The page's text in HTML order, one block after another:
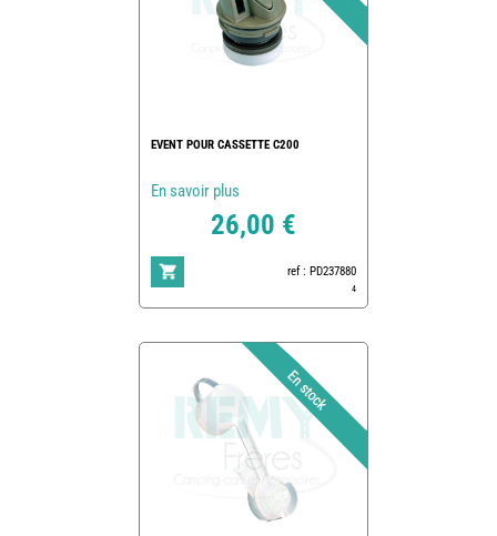
EVENT POUR CASSETTE C200
En savoir plus
26,00 €
ref : PD237880
4